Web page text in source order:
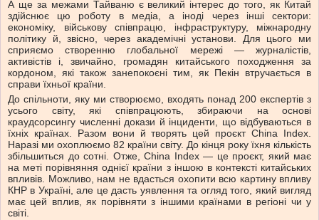
А ще за межами Тайваню є великий інтерес до того, як Китай
здійснює цю роботу в медіа, а іноді через інші сектори:
економіку, військову співпрацю, інфраструктуру, міжнародну
політику й, звісно, через академічні установи. Для цього ми
сприяємо створенню глобальної мережі — журналістів,
активістів і, звичайно, громадян китайського походження за
кордоном, які також занепокоєні тим, як Пекін втручається в
справи їхньої країни.
До спільноти, яку ми створюємо, входять понад 200 експертів з
усього світу, які співпрацюють, збираючи на основі
краудсорсингу численні докази й інциденти, що відбуваються в
їхніх країнах. Разом вони й творять цей проєкт China Index.
Наразі ми охоплюємо 82 країни світу. До кінця року їхня кількість
збільшиться до сотні. Отже, China Index — це проєкт, який має
на меті порівняння однієї країни з іншою в контексті китайських
впливів. Можливо, нам не вдасться охопити всю картину впливу
КНР в Україні, але це дасть уявлення та огляд того, який вигляд
має цей вплив, як порівняти з іншими країнами в регіоні чи у
світі.